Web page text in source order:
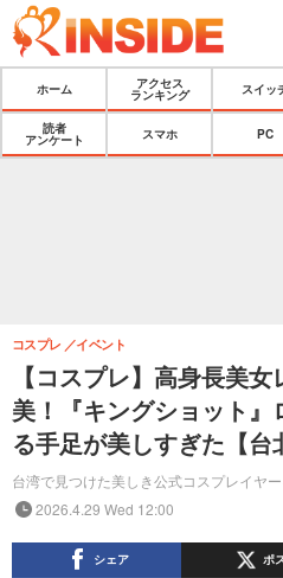
ホーム
アクセス
ランキング
スイッ
読者
アンケート
スマホ PC
【コスプレ】高身長美
美！『キングショット
る手足が美しすぎた【台
台湾で見つけた美しき公式コスプレイヤー
コスプレ イベント
2026.4.29 Wed 12:00
シェア ポ